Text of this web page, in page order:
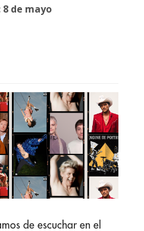
de mayo
de escuchar en el